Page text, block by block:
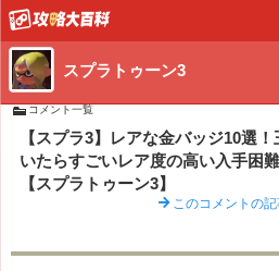
スプラトゥーン3
コメント一覧
【スプラ3】レアな金バッジ10選
いたらすごいレア度の高い入手困
【スプラトゥーン3】
このコメントの記